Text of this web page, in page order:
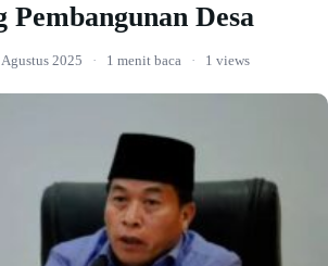
Pembangunan Desa
2025 · 1 menit baca · 1 views